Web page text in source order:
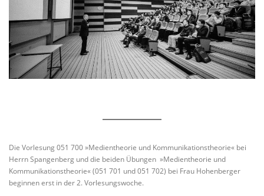
Die Vorlesung 051 700 »Medientheorie und Kommunikationstheorie« bei
Herrn Spangenberg und die beiden Übungen »Medientheorie und
Kommunikationstheorie« (051 701 und 051 702) bei Frau Hohenberger
beginnen erst in der 2. Vorlesungswoche.